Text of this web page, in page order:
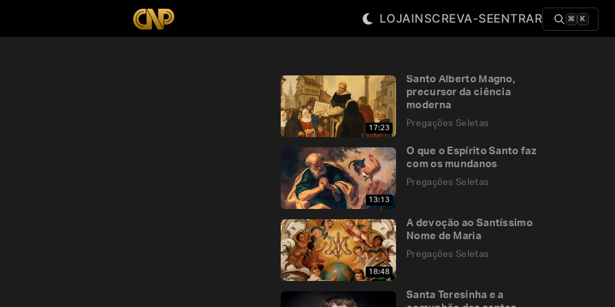
LOJAINSCREVA-SEENTRAR ⌘ K
17:23
Santo Alberto Magno,
precursor da ciência
moderna
Pregações Seletas
13:13
O que o Espírito Santo faz
com os mundanos
Pregações Seletas
18:48
A devoção ao Santíssimo
Nome de Maria
Pregações Seletas
Santa Teresinha e a